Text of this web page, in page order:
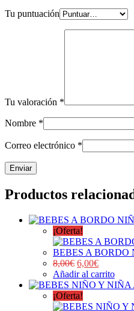
Tu puntuación
Tu valoración *
Nombre *
Correo electrónico *
Productos
¡Oferta!
BEBES A BORDO
8,00€ 6,00€
Añadir al carrito
¡Oferta!